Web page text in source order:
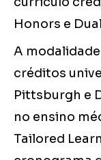
Honors e
A
créditos
Pittsburgh e
no ensino
Tailored